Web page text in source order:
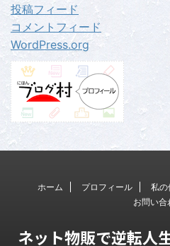
投稿フィード
コメントフィード
WordPress.org
ホーム プロフィール 私の
お問い合
ネット物販で逆転人